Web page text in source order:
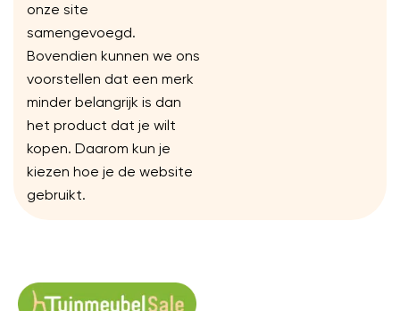
onze site
samengevoegd.
Bovendien kunnen we ons
voorstellen dat een merk
minder belangrijk is dan
het product dat je wilt
kopen. Daarom kun je
kiezen hoe je de website
gebruikt.